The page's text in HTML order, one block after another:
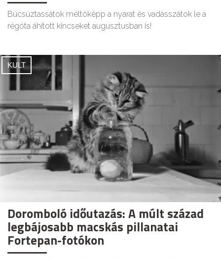
Búcsúztassátok méltóképp a nyarat és vadásszátok le a
régóta áhított kincseket augusztusban is!
KULT
Doromboló időutazás: A múlt század
legbájosabb macskás pillanatai
Fortepan-fotókon